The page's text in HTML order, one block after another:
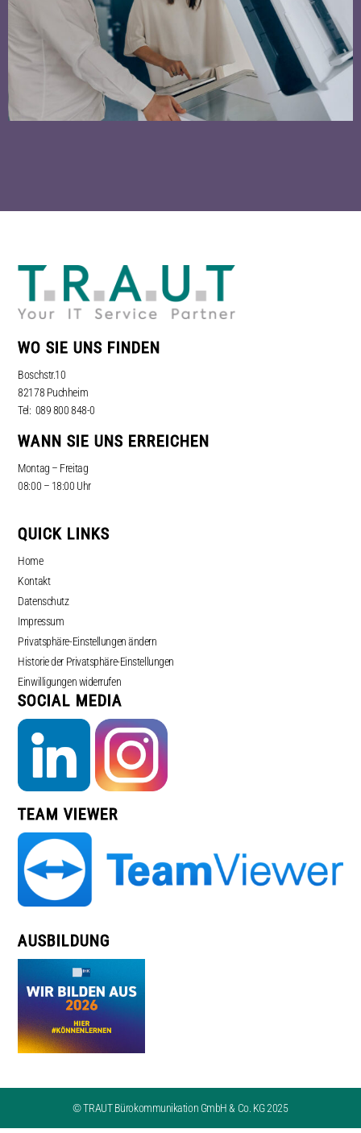
WO SIE UNS FINDEN
Boschstr.10
82178 Puchheim
Tel: 089 800 848-0
WANN SIE UNS ERREICHEN
Montag – Freitag
08:00 – 18:00 Uhr
QUICK LINKS
Home
Kontakt
Datenschutz
Impressum
Privatsphäre-Einstellungen ändern
Historie der Privatsphäre-Einstellungen
Einwilligungen widerrufen
SOCIAL MEDIA
TEAM VIEWER
AUSBILDUNG
© TRAUT Bürokommunikation GmbH & Co. KG 2025